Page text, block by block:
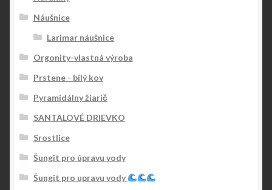
Náušnice
Larimar náušnice
Orgonity-vlastná výroba
Prstene - bílý kov
Pyramidálny žiarič
SANTALOVÉ DRIEVKO
Srostlice
Šungit pro úpravu vody
Šungit pro upravu vody